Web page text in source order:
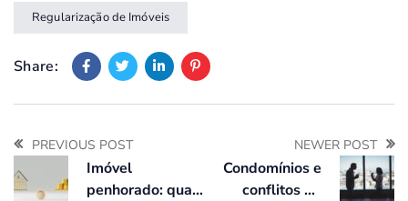
Regularização de Imóveis
Share:
PREVIOUS POST
Imóvel
penhorado: quais
NEWER POST
Condomínios e
conflitos de